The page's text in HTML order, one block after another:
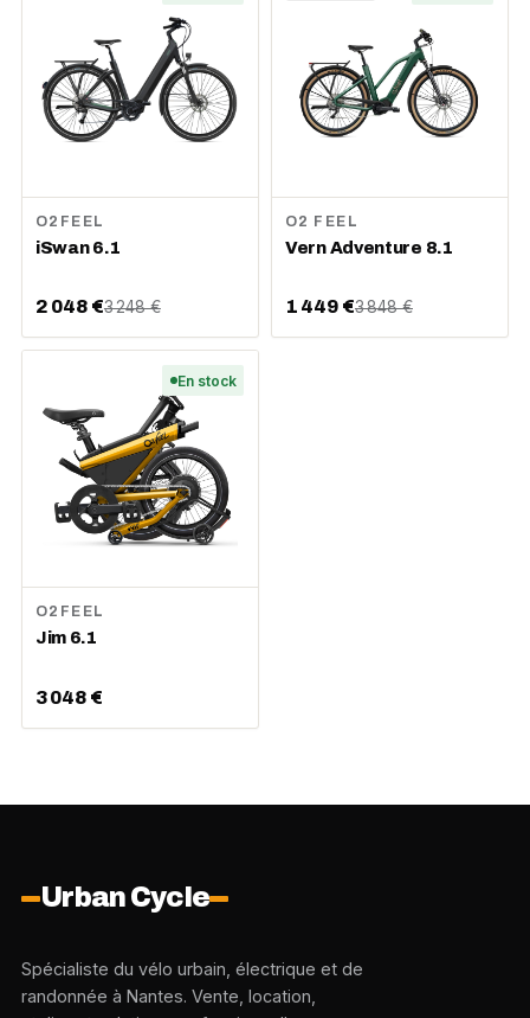
O2FEEL
iSwan 6.1
2 048 €3 248 €
O2 FEEL
Vern Adventure 8.1
1 449 €3 848 €
En stock
O2FEEL
Jim 6.1
3 048 €
Urban Cycle
Spécialiste du vélo urbain, électrique et de
randonnée à Nantes. Vente, location,